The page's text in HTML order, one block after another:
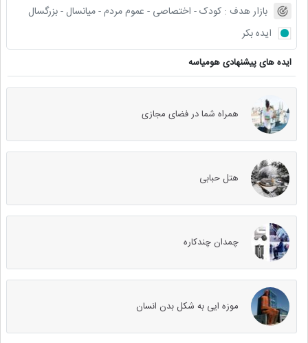
بازار هدف :کودک - اختصاصی - عموم مردم - میانسال - بزرگسال
ایده بکر
ایده های پیشنهادی هومیاسه
همراه شما در فضای مجازی
هتل حبابی
چمدان چندکاره
موزه ایی به شکل بدن انسان